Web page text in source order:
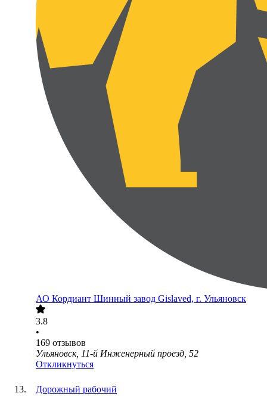
АО Кордиант Шинный завод Gislaved, г. Ульяновск
3.8
•
169 отзывов
Ульяновск, 11-й Инженерный проезд, 52
Откликнуться
Дорожный рабочий